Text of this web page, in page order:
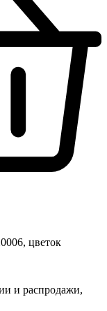
цветок
и распродажи,